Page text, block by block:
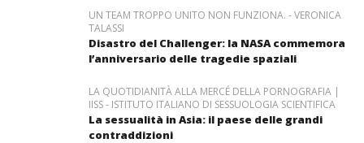
UN TEAM TROPPO UNITO NON FUNZIONA. - VERONICA
TALASSI
Disastro del Challenger: la NASA commemora
l’anniversario delle tragedie spaziali
LA QUOTIDIANITÀ ALLA MERCÉ DELLA PORNOGRAFIA |
IISS - ISTITUTO ITALIANO DI SESSUOLOGIA SCIENTIFICA
La sessualità in Asia: il paese delle grandi
contraddizioni